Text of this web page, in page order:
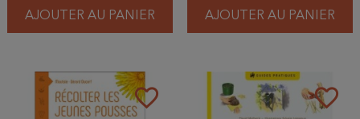
AJOUTER AU PANIER AJOUTER AU PANIER
favorite_border favorite_border